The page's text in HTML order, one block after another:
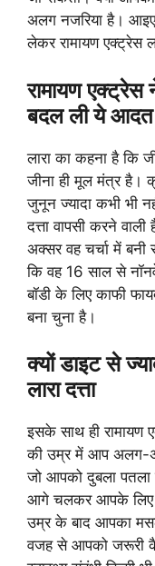
अलग नजरिया है।
लेकर रामायण एक्ट्रेस
रामायण
बदल ली ये आदत
लारा का कहना है कि
जीना ही मूल मंत्र है।
जुनून ज्यादा कभी भी
दत्ता वापसी करने
अक्सर वह चर्चा में
कि वह 16 साल से
बॉडी के लिए काफी
बना चुना है।
क्यों डाइट से
लारा दत्ता
इसके साथ ही
की उम्र में आप अलग-
जो आपको दुबला पतला
आगे चलकर आपके लिए
उम्र के बाद आपका
वजह से आपको जरूरी